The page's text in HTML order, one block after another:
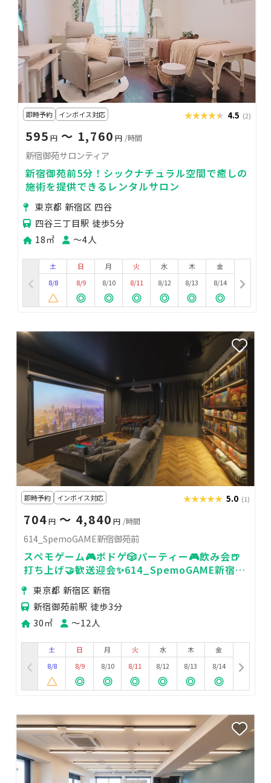
即時予約 インボイス対応 ★★★★★
★★★★★ 4.5 (2)
595 円〜 1,760 円 /時間
新宿御苑サロンティア
新宿御苑前5分！シックナチュラル空間で癒しの
施術を提供できるレンタルサロン
東京都 新宿区 四谷
四谷三丁目駅 徒歩5分
18㎡
〜4人
土
8/8
日
8/9
月
8/10
火
8/11
水
8/12
木
8/13
金
8/14
即時予約 インボイス対応 ★★★★★
★★★★★ 5.0 (1)
704 円 〜 4,840 円 /時間
614_SpemoGAME新宿御苑前
スペモゲーム🎮️ボドゲ🎲パーティー🎮飲み会🍺
打ち上げ🤝歓送迎会✨614_SpemoGAME新宿御
苑前東京都 新宿区 新宿
新宿御苑前駅 徒歩3分
30㎡
〜12人
土
8/8
日
8/9
月
8/10
火
8/11
水
8/12
木
8/13
金
8/14